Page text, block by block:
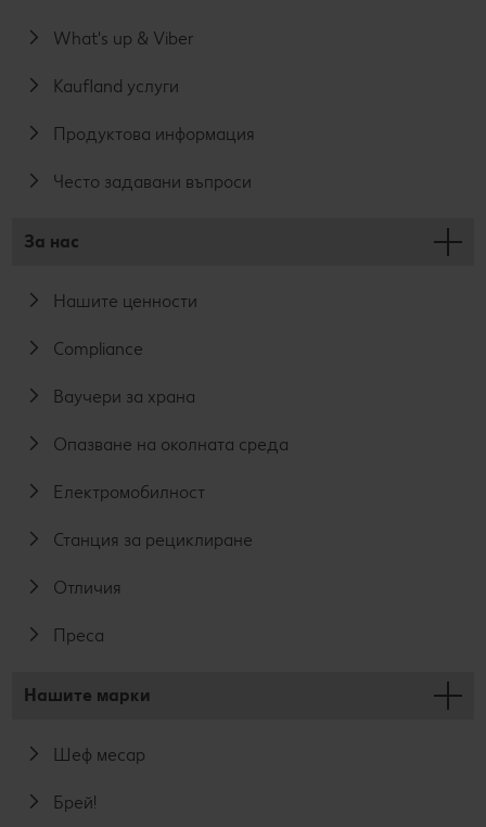
What's up & Viber
Kaufland услуги
Продуктова информация
Често задавани въпроси
За нас
Нашите ценности
Compliance
Ваучери за храна
Опазване на околната среда
Електромобилност
Станция за рециклиране
Отличия
Преса
Нашите марки
Шеф месар
Брей!